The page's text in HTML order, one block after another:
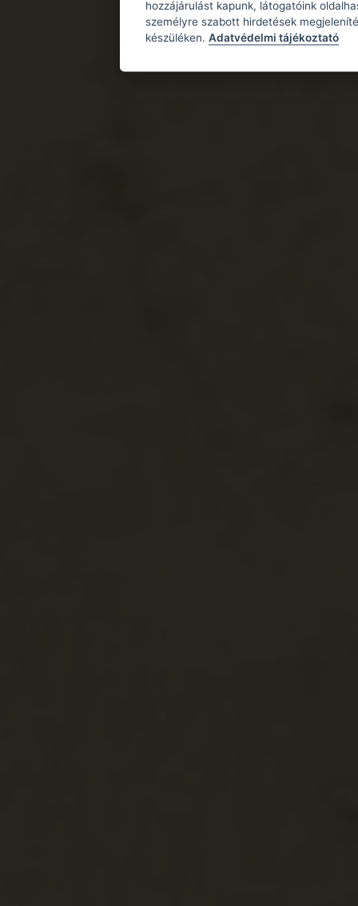
hozzájárulást kapunk, látogatóink
személyre szabott hirdetések
készüléken. Adatvédelmi tájékoztató